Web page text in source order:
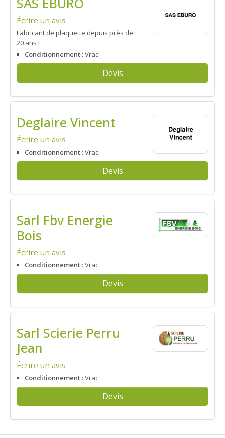
Écrire un avis
Fabricant de plaquette depuis près de
20 ans !
Conditionnement :Vrac
Devis
Deglaire Vincent
Écrire un avis
Conditionnement :Vrac
Devis
Sarl Fbv Energie
Bois
Écrire un avis
Conditionnement :Vrac
Devis
Sarl Scierie Perru
Jean
Écrire un avis
Conditionnement :Vrac
Devis